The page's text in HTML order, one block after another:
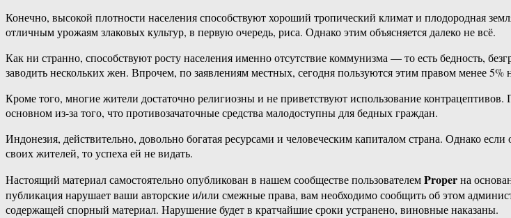
Конечно, высокой плотности населения способствуют хороший тропический климат и плодородная
отличным урожаям злаковых культур, в первую очередь, риса. Однако этим объясняется далеко не всё.
Как ни странно, способствуют росту населения именно отсутствие коммунизма — то есть бедность,
заводить нескольких жен. Впрочем, по заявлениям местных, сегодня пользуются этим правом менее
Кроме того, многие жители достаточно религиозны и не приветствуют использование
основном из-за того, что противозачаточные средства малодоступны для бедных граждан.
Индонезия, действительно, довольно богатая ресурсами и человеческим капиталом страна. Однако
своих жителей, то успеха ей не видать.
Настоящий материал самостоятельно опубликован в нашем сообществе пользователемProperна
публикация нарушает ваши авторские и/или смежные права, вам необходимо сообщить об этом
содержащей спорный материал. Нарушение будет в кратчайшие сроки устранено, виновные наказаны.